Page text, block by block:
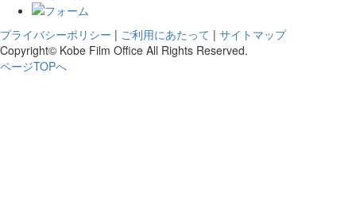
プライバシーポリシー | ご利用にあたって | サイトマップ
Copyright© Kobe Film Office All Rights Reserved.
ページTOPへ